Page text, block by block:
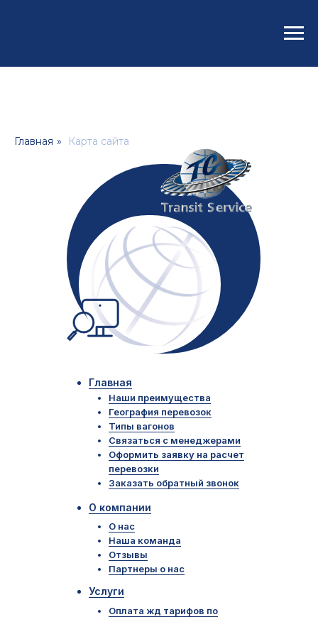
Главная » Карта сайта
Главная
О компании
Услуги
О нас
Наша команда
Отзывы
Партнеры о нас
Наши преимущества
География перевозок
Типы вагонов
Связаться с менеджерами
Оформить заявку на расчет
перевозки
Заказать обратный звонок
Оплата жд тарифов по